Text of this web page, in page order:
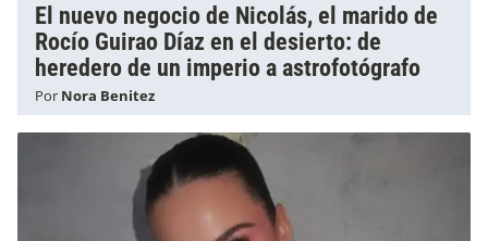
El nuevo negocio de Nicolás, el marido de
Rocío Guirao Díaz en el desierto: de
heredero de un imperio a astrofotógrafo
Por Nora Benitez